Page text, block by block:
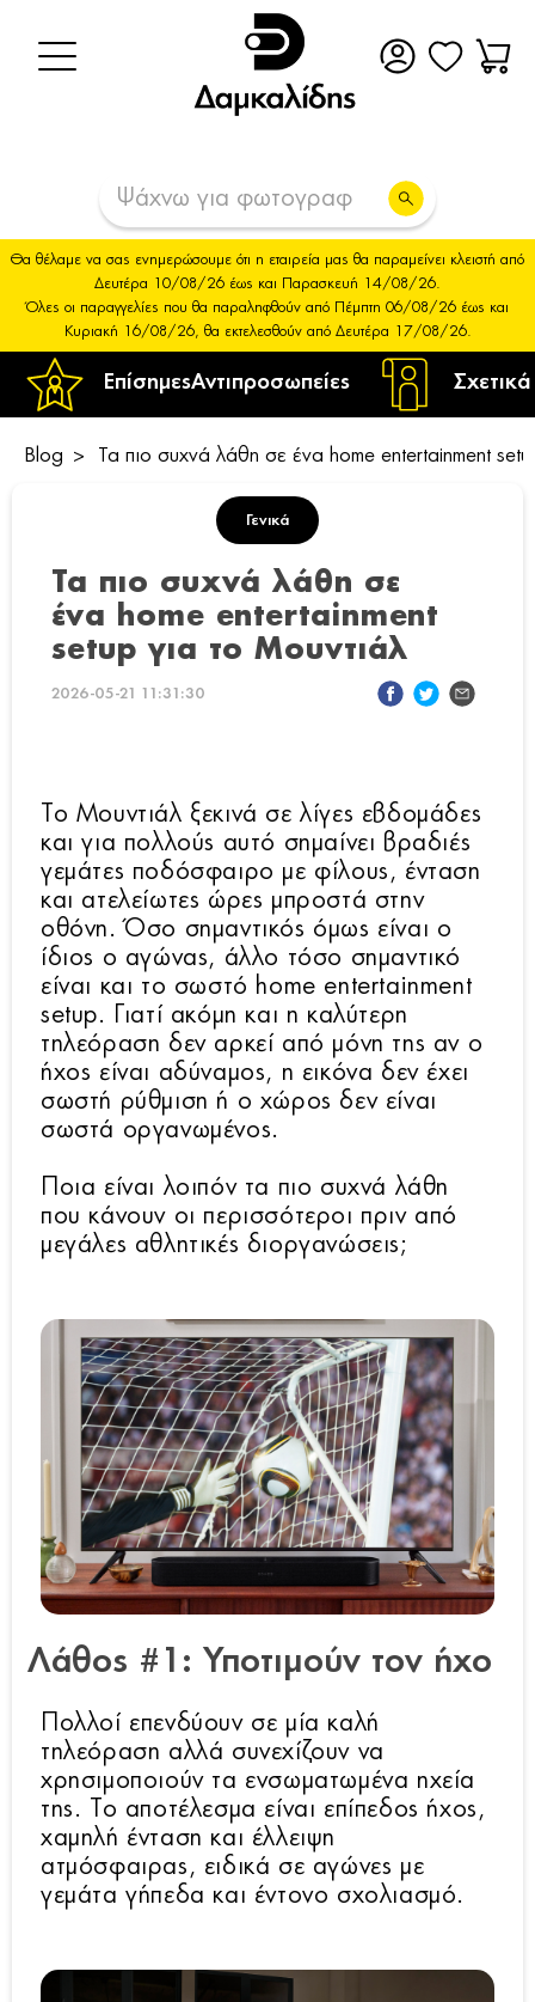
ΕπίσημεςΑντιπροσωπείες
Θα θέλαμε να σας ενημερώσουμε ότι η εταιρεία μας θα παραμείνει κλειστή από
Δευτέρα 10/08/26 έως και Παρασκευή 14/08/26.
Όλες οι παραγγελίες που θα παραληφθούν από Πέμπτη 06/08/26 έως και
Κυριακή 16/08/26, θα εκτελεσθούν από Δευτέρα 17/08/26.
Blog Τα πιο συχνά λάθη σε ένα home entertainment
Γενικά
Τα πιο συχνά λάθη σε
ένα home entertainment
setup για το Μουντιάλ
2026-05-21 11:31:30
Το Μουντιάλ ξεκινά σε λίγες εβδομάδες
και για πολλούς αυτό σημαίνει βραδιές
γεμάτες ποδόσφαιρο με φίλους, ένταση
και ατελείωτες ώρες μπροστά στην
οθόνη. Όσο σημαντικός όμως είναι ο
ίδιος ο αγώνας, άλλο τόσο σημαντικό
είναι και το σωστό home entertainment
setup. Γιατί ακόμη και η καλύτερη
τηλεόραση δεν αρκεί από μόνη της αν ο
ήχος είναι αδύναμος, η εικόνα δεν έχει
σωστή ρύθμιση ή ο χώρος δεν είναι
σωστά οργανωμένος.
Ποια είναι λοιπόν τα πιο συχνά λάθη
που κάνουν οι περισσότεροι πριν από
μεγάλες αθλητικές διοργανώσεις;
Λάθος #1: Υποτιμούν τον ήχο
Πολλοί επενδύουν σε μία καλή
τηλεόραση αλλά συνεχίζουν να
χρησιμοποιούν τα ενσωματωμένα ηχεία
της. Το αποτέλεσμα είναι επίπεδος ήχος,
χαμηλή ένταση και έλλειψη
ατμόσφαιρας, ειδικά σε αγώνες με
γεμάτα γήπεδα και έντονο σχολιασμό.